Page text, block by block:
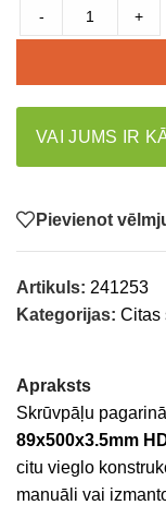
- +
VAI JUMS IR
Pievienot
Artikuls: 241253
Kategorijas: Citas
Apraksts
Skrūvpāļu
89x500x3.5mm
citu vieglo
manuāli vai